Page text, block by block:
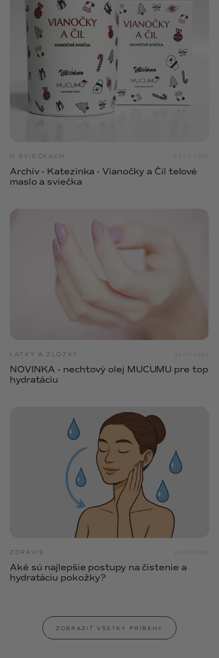
O SVIEČKACH 03.02.2026
Archív - Katezinka - Vianočky a Čil telové
maslo a sviečka
LÁTKY A ZLOŽKY 24.07.2025
NOVINKA - nechtový olej MUCUMU pre top
hydratáciu
ZDRAVIE 23.05.2025
Aké sú najlepšie postupy na čistenie a
hydratáciu pokožky?
ZOBRAZIŤ VŠETKY PRÍBEHY